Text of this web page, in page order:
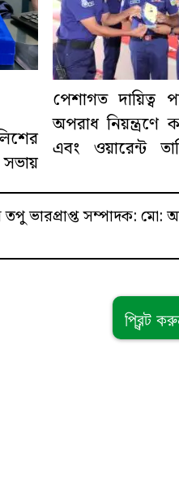
পেশাগত দায়িত্ব
অপরাধ নিয়ন্ত্রণে
এবং ওয়ারেন্ট
তপুভারপ্রাপ্ত সম্পাদক:
প্রিন্ট